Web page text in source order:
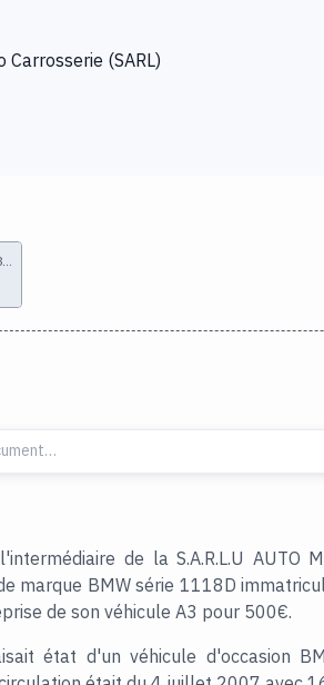
Carrosserie (SARL)
de la S.A.R.L.U AUTO
marque BMW série 1118D
de son véhicule A3 pour 500€.
état d'un véhicule d'occasion